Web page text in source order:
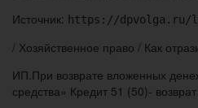
Источник: https://dpvolga.ru/
/ Хозяйственное право / Как
ИП.При возврате вложенных
средства» Кредит 51 (50)-